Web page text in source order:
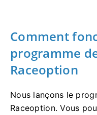
Comment
programme
Raceoption
Nous lançons le
Raceoption.Vous